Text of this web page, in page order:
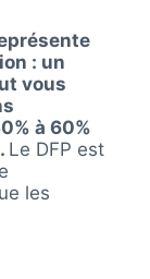
: un
vous
à 60%
Le DFP est
les